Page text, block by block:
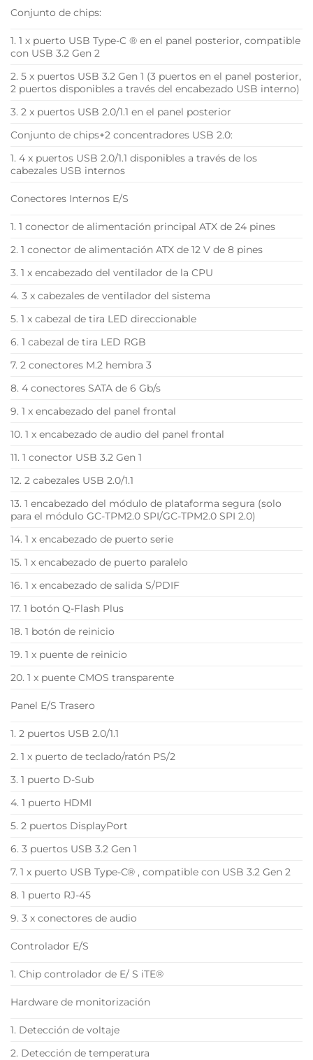
Conjunto de chips:
1. 1 x puerto USB Type-C ® en el panel posterior, compatible
con USB 3.2 Gen 2
2. 5 x puertos USB 3.2 Gen 1 (3 puertos en el panel posterior,
2 puertos disponibles a través del encabezado USB interno)
3. 2 x puertos USB 2.0/1.1 en el panel posterior
Conjunto de chips+2 concentradores USB 2.0:
1. 4 x puertos USB 2.0/1.1 disponibles a través de los
cabezales USB internos
Conectores Internos E/S
1. 1 conector de alimentación principal ATX de 24 pines
2. 1 conector de alimentación ATX de 12 V de 8 pines
3. 1 x encabezado del ventilador de la CPU
4. 3 x cabezales de ventilador del sistema
5. 1 x cabezal de tira LED direccionable
6. 1 cabezal de tira LED RGB
7. 2 conectores M.2 hembra 3
8. 4 conectores SATA de 6 Gb/s
9. 1 x encabezado del panel frontal
10. 1 x encabezado de audio del panel frontal
11. 1 conector USB 3.2 Gen 1
12. 2 cabezales USB 2.0/1.1
13. 1 encabezado del módulo de plataforma segura (solo
para el módulo GC-TPM2.0 SPI/GC-TPM2.0 SPI 2.0)
14. 1 x encabezado de puerto serie
15. 1 x encabezado de puerto paralelo
16. 1 x encabezado de salida S/PDIF
17. 1 botón Q-Flash Plus
18. 1 botón de reinicio
19. 1 x puente de reinicio
20. 1 x puente CMOS transparente
Panel E/S Trasero
1. 2 puertos USB 2.0/1.1
2. 1 x puerto de teclado/ratón PS/2
3. 1 puerto D-Sub
4. 1 puerto HDMI
5. 2 puertos DisplayPort
6. 3 puertos USB 3.2 Gen 1
7. 1 x puerto USB Type-C® , compatible con USB 3.2 Gen 2
8. 1 puerto RJ-45
9. 3 x conectores de audio
Controlador E/S
1. Chip controlador de E/ S iTE®
Hardware de monitorización
1. Detección de voltaje
2. Detección de temperatura